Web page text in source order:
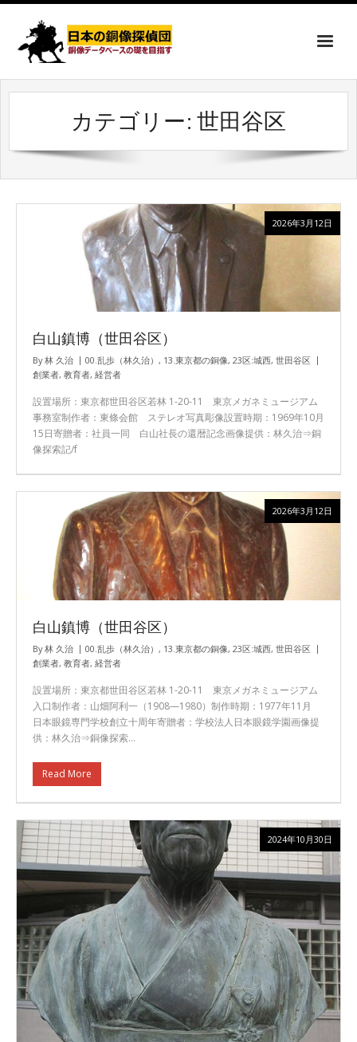
カテゴリー: 世田谷区
白山鎮博（世田谷区）
By林 久治 00.乱歩（林久治） , 13.東京都の銅像, 23区:城西, 世田谷区
創業者, 教育者, 経営者
設置場所：東京都世田谷区若林 1-20-11 東京メガネミュージアム
事務室制作者：東條会館 ステレオ写真彫像設置時期：1969年10月
15日寄贈者：社員一同 白山社長の還暦記念画像提供：林久治⇒銅
像探索記/f
2026年3月12日
白山鎮博（世田谷区）
By林 久治 00.乱歩（林久治） , 13.東京都の銅像, 23区:城西, 世田谷区
創業者, 教育者, 経営者
設置場所：東京都世田谷区若林 1-20-11 東京メガネミュージアム
入口制作者：山畑阿利一（1908—1980）制作時期：1977年11月
日本眼鏡専門学校創立十周年寄贈者：学校法人日本眼鏡学園画像提
供：林久治⇒銅像探索…
Read More
2026年3月12日
2024年10月30日